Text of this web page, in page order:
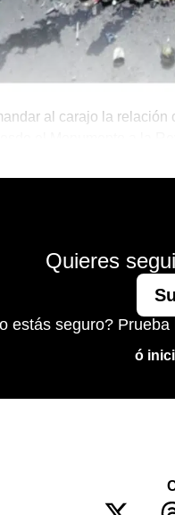
al carajo la relación
Quieres
estás seguro?
ó